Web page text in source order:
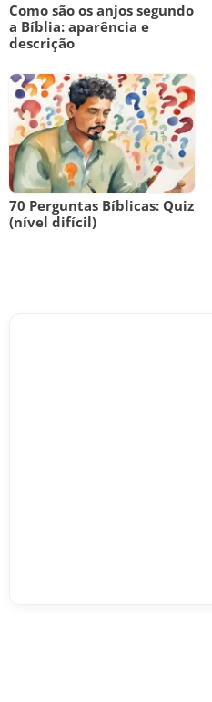
Como são os anjos segundo
a Bíblia: aparência e
descrição
70 Perguntas Bíblicas: Quiz
(nível difícil)